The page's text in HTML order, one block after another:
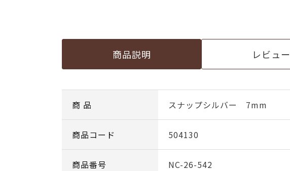
商品説明 レビュー
商 品 スナップシルバー 7mm
商品コード 504130
商品番号 NC-26-542